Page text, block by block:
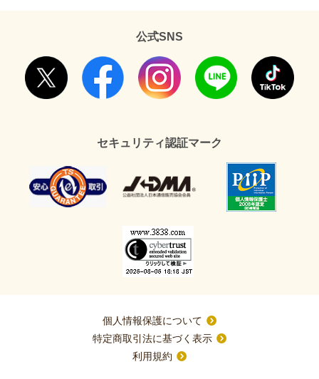
公式SNS
セキュリティ認証マーク
個人情報保護について
特定商取引法に基づく表示
利用規約